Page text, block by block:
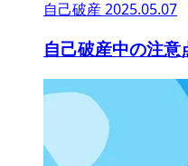
自己破産2025.05.07
自己破産中の注